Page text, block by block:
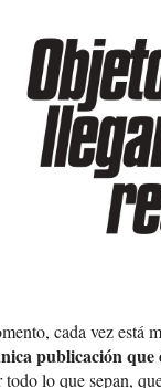
cada vez está
publicación
todo lo que sepan,